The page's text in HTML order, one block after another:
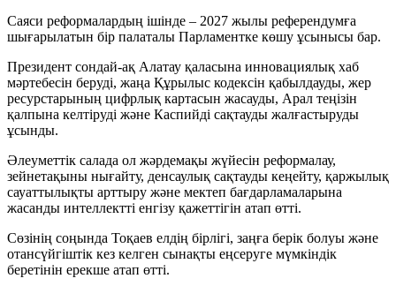
Саяси реформалардың ішінде – 2027 жылы референдумға
шығарылатын бір палаталы Парламентке көшу ұсынысы бар.
Президент сондай-ақ Алатау қаласына инновациялық хаб
мәртебесін беруді, жаңа Құрылыс кодексін қабылдауды, жер
ресурстарының цифрлық картасын жасауды, Арал теңізін
қалпына келтіруді және Каспийді сақтауды жалғастыруды
ұсынды.
Әлеуметтік салада ол жәрдемақы жүйесін реформалау,
зейнетақыны нығайту, денсаулық сақтауды кеңейту, қаржылық
сауаттылықты арттыру және мектеп бағдарламаларына
жасанды интеллектті енгізу қажеттігін атап өтті.
Сөзінің соңында Тоқаев елдің бірлігі, заңға берік болуы және
отансүйгіштік кез келген сынақты еңсеруге мүмкіндік
беретінін ерекше атап өтті.